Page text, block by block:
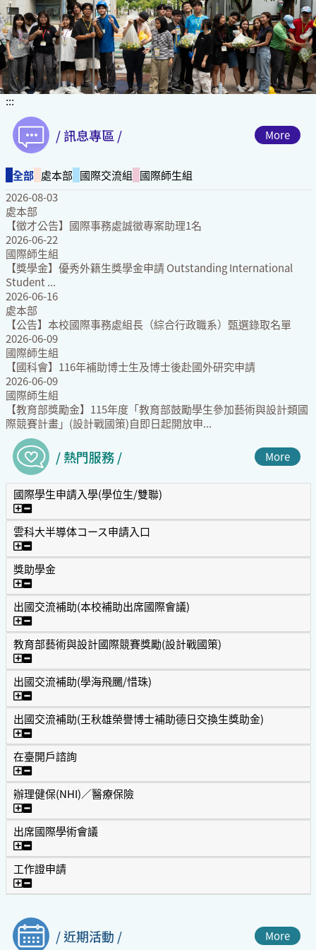
:::
/ 訊息專區 / More
全部 處本部 國際交流組 國際師生組
2026-08-03
處本部
【徵才公告】國際事務處誠徵專案助理1名
2026-06-22
國際師生組
【獎學金】優秀外籍生獎學金申請 Outstanding International
Student ...
2026-06-16
處本部
【公告】本校國際事務處組長（綜合行政職系）甄選錄取名單
2026-06-09
國際師生組
【國科會】116年補助博士生及博士後赴國外研究申請
2026-06-09
國際師生組
【教育部獎勵金】115年度「教育部鼓勵學生參加藝術與設計類國
際競賽計畫」(設計戰國策)自即日起開放申...
/ 熱門服務 / More
國際學生申請入學(學位生/雙聯)
國際學生申請入學(學位生/雙聯)
雲科大半導体コース申請入口
雲科大半導体コース申請入口
獎助學金
獎助學金
出國交流補助(本校補助出席國際會議)
出國交流補助(本校補助出席國際會議)
教育部藝術與設計國際競賽獎勵(設計戰國策)
教育部藝術與設計國際競賽獎勵(設計戰國策)
出國交流補助(學海飛颺/惜珠)
出國交流補助(學海飛颺/惜珠)
出國交流補助(王秋雄榮譽博士補助德日交換生獎助金)
出國交流補助(王秋雄榮譽博士補助德日交換生獎助金)
在臺開戶諮詢
在臺開戶諮詢
辦理健保(NHI)／醫療保險
辦理健保(NHI)／醫療保險
出席國際學術會議
出席國際學術會議
工作證申請
工作證申請
/ 近期活動 / More